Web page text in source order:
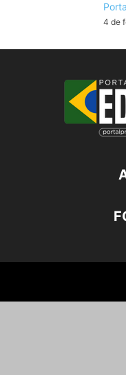
4 de